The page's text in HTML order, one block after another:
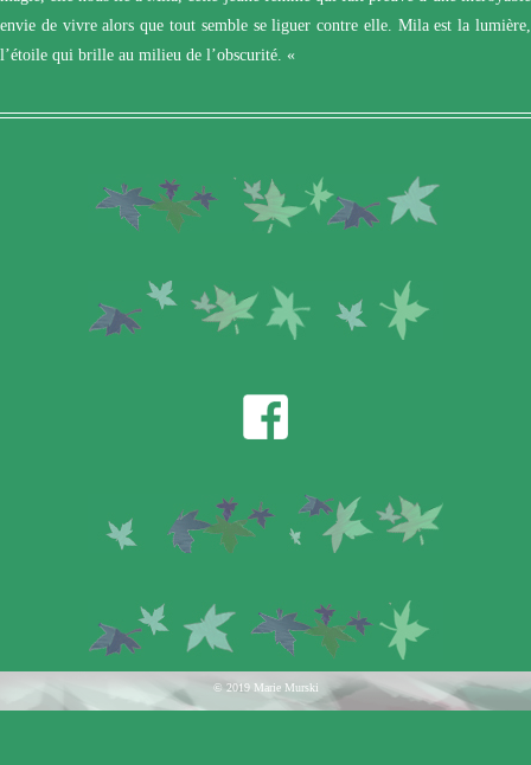
envie de vivre alors que tout semble se liguer contre elle. Mila est la lumière,
l’étoile qui brille au milieu de l’obscurité. «
© 2019 Marie Murski